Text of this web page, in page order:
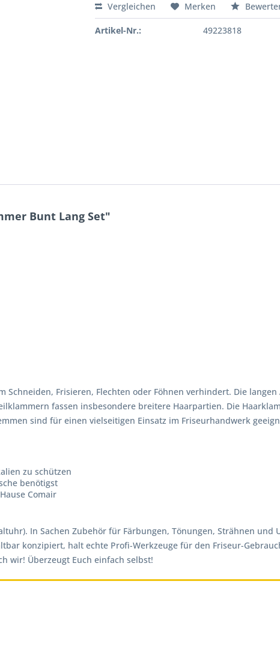
Vergleichen Merken
Artikel-Nr.: 49223818
Bunt Lang Set"
Frisieren, Flechten oder Föhnen verhindert. Die
fassen insbesondere breitere Haarpartien. Die
sind für einen vielseitigen Einsatz im Friseurhandwerk
zu schützen
benötigst
Comair
In Sachen Zubehör für Färbungen, Tönungen, Strähnen und
konzipiert, halt echte Profi-Werkzeuge für den Friseur-
wir! Überzeugt Euch einfach selbst!